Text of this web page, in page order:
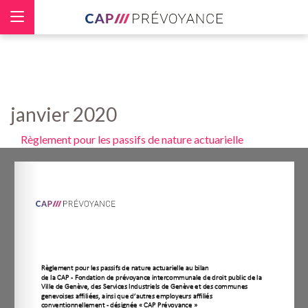
janvier 2020
Règlement pour les passifs de nature actuarielle
Panneau de gestion des cookies